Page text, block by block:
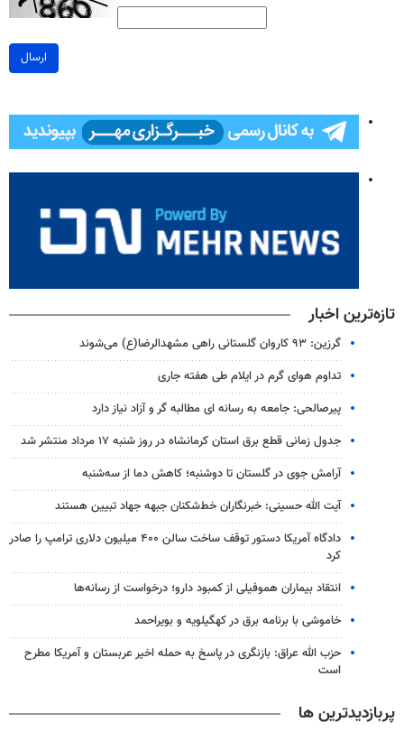
ارسال
تازه‌ترین اخبار
گرزین: ۹۳ کاروان گلستانی راهی مشهدالرضا(ع) می‌شوند
تداوم هوای گرم در ایلام طی هفته جاری
پیرصالحی: جامعه به رسانه ای مطالبه گر و آزاد نیاز دارد
جدول زمانی قطع برق استان کرمانشاه در روز شنبه ۱۷ مرداد منتشر شد
آرامش جوی در گلستان تا دوشنبه؛ کاهش دما از سه‌شنبه
آیت الله حسینی: خبرنگاران خط‌شکنان جبهه جهاد تبیین هستند
دادگاه آمریکا دستور توقف ساخت سالن ۴۰۰ میلیون دلاری ترامپ را صادر
کرد
انتقاد بیماران هموفیلی از کمبود دارو؛ درخواست از رسانه‌ها
خاموشی با برنامه برق در کهگیلویه و بویراحمد
حزب الله عراق: بازنگری در پاسخ به حمله اخیر عربستان و آمریکا مطرح
است
پربازدیدترین ها